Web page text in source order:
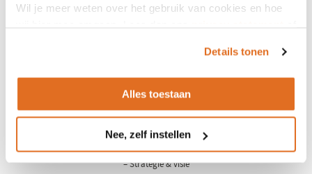
Wil je meer weten over het gebruik van cookies en hoe
Details tonen
Alles toestaan
Nee, zelf instellen
LinkedInYoutube
– Strategie & visie